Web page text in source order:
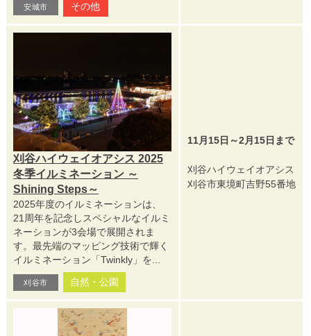
安城市 その他
刈谷ハイウェイオアシス 2025
冬季イルミネーション ～
Shining Steps～
2025年度のイルミネーションは、
21周年を記念しスペシャルなイルミ
ネーションが3会場で展開されま
す。最先端のマッピング技術で輝く
イルミネーション「Twinkly」を...
刈谷市 自然・公園
11月15日～2月15日まで
刈谷ハイウェイオアシス
刈谷市東境町吉野55番地